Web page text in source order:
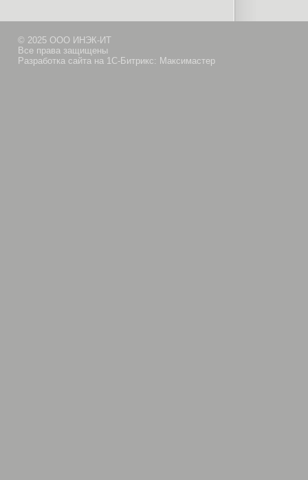
© 2025 ООО ИНЭК-ИТ
Все права защищены
Разработка сайта на 1С-Битрикс: Максимастер